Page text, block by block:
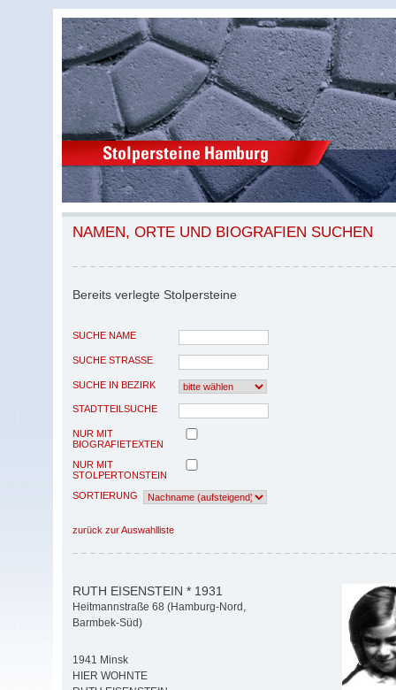
NAMEN, ORTE UND BIOGRAFIEN SUCHEN
Bereits verlegte Stolpersteine
SUCHE NAME
SUCHE STRASSE
SUCHE IN BEZIRK
STADTTEILSUCHE
NUR MIT
BIOGRAFIETEXTEN
NUR MIT
STOLPERTONSTEIN
SORTIERUNG
zurück zur Auswahlliste
RUTH EISENSTEIN * 1931
Heitmannstraße 68 (Hamburg-Nord,
Barmbek-Süd)
1941 Minsk
HIER WOHNTE